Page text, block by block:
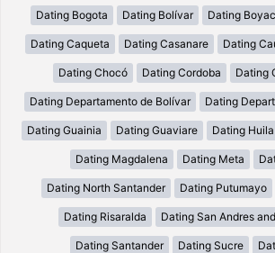
Dating Bogota Dating Bolívar Dating
Dating Caqueta Dating Casanare Dating
Dating Chocó Dating Cordoba Dating
Dating Departamento de Bolívar Dating
Dating Guainia Dating Guaviare Dating Huila
Dating Magdalena Dating Meta
Dating North Santander Dating Putumayo
Dating Risaralda Dating San Andres
Dating Santander Dating Sucre